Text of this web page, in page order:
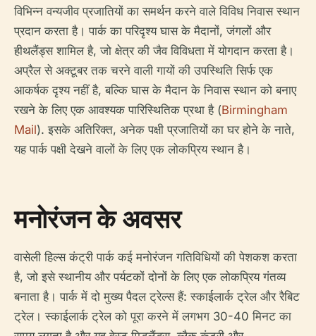
विभिन्न वन्यजीव प्रजातियों का समर्थन करने वाले विविध निवास स्थान
प्रदान करता है। पार्क का परिदृश्य घास के मैदानों, जंगलों और
हीथलैंड्स शामिल है, जो क्षेत्र की जैव विविधता में योगदान करता है।
अप्रैल से अक्टूबर तक चरने वाली गायों की उपस्थिति सिर्फ एक
आकर्षक दृश्य नहीं है, बल्कि घास के मैदान के निवास स्थान को बनाए
रखने के लिए एक आवश्यक पारिस्थितिक प्रथा है (Birmingham
Mail). इसके अतिरिक्त, अनेक पक्षी प्रजातियों का घर होने के नाते,
यह पार्क पक्षी देखने वालों के लिए एक लोकप्रिय स्थान है।
मनोरंजन के अवसर
वासेली हिल्स कंट्री पार्क कई मनोरंजन गतिविधियों की पेशकश करता
है, जो इसे स्थानीय और पर्यटकों दोनों के लिए एक लोकप्रिय गंतव्य
बनाता है। पार्क में दो मुख्य पैदल ट्रेल्स हैं: स्काईलार्क ट्रेल और रैबिट
ट्रेल। स्काईलार्क ट्रेल को पूरा करने में लगभग 30-40 मिनट का